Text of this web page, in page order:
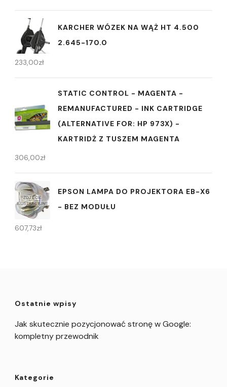
KARCHER WÓZEK NA WĄŻ HT 4.500
2.645-170.0
233,00zł
STATIC CONTROL - MAGENTA -
REMANUFACTURED - INK CARTRIDGE
(ALTERNATIVE FOR: HP 973X) -
KARTRIDŻ Z TUSZEM MAGENTA
306,00zł
EPSON LAMPA DO PROJEKTORA EB-X6
- BEZ MODUŁU
607,73zł
Ostatnie wpisy
Jak skutecznie pozycjonować stronę w Google:
kompletny przewodnik
Kategorie